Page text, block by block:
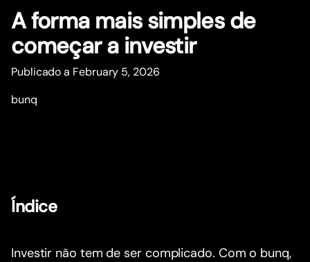
A forma mais simples de
começar a investir
Publicado a February 5, 2026
bunq
Índice
Investir não tem de ser complicado. Com o bunq,